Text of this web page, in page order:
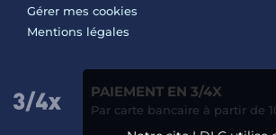
Gérer mes cookies
Mentions légales
PAIEMENT EN 3/4X
Par carte bancaire à partir de